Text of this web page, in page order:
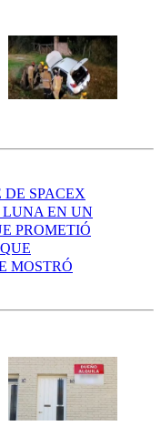
SPACEX
EN UN
PROMETIÓ
MOSTRÓ